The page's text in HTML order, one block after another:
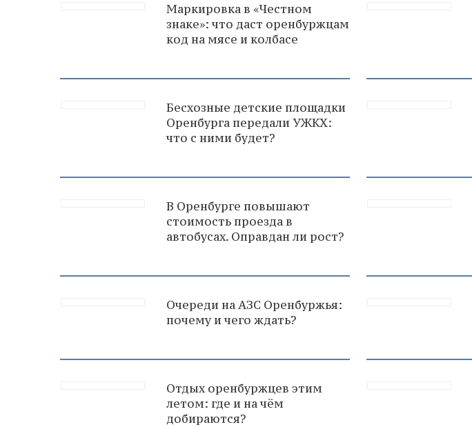
Маркировка в «Честном
знаке»: что даст оренбуржцам
код на мясе и колбасе
Бесхозные детские площадки
Оренбурга передали УЖКХ:
что с ними будет?
В Оренбурге повышают
стоимость проезда в
автобусах. Оправдан ли рост?
Очереди на АЗС Оренбуржья:
почему и чего ждать?
Отдых оренбуржцев этим
летом: где и на чём
добираются?